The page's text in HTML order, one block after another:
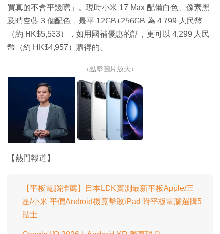
買真的不會平幾嚿」。現時小米 17 Max 配備白色、像素黑
及晴空藍 3 個配色，最平 12GB+256GB 為 4,799 人民幣
（約 HK$5,533），如用國補優惠的話，更可以 4,299 人民
幣（約 HK$4,957）購得的。
↓點擊圖片放大↓
【熱門報道】
【平板電腦推薦】日本LDK實測最新平板Apple/三
星/小米 平價Android機竟擊敗iPad 附平板電腦選購5
貼士